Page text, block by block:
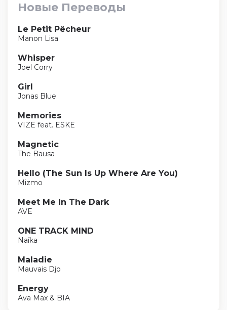
Новые Переводы
Le Petit Pêcheur
Manon Lisa
Whisper
Joel Corry
Girl
Jonas Blue
Memories
VIZE feat. ESKE
Magnetic
The Bausa
Hello (The Sun Is Up Where Are You)
Mizmo
Meet Me In The Dark
AVE
ONE TRACK MIND
Naïka
Maladie
Mauvais Djo
Energy
Ava Max & BIA